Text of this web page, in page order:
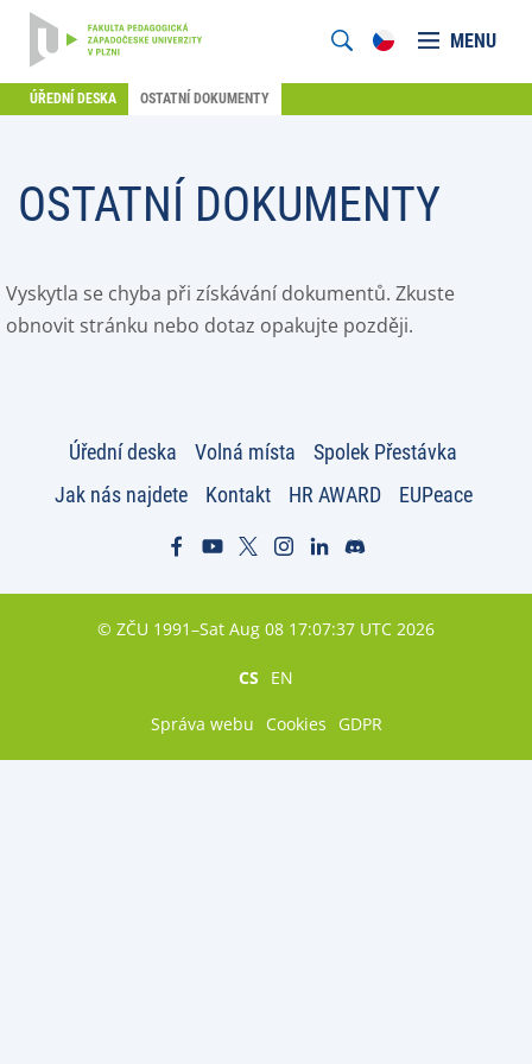
MENU
ÚŘEDNÍ DESKA OSTATNÍ DOKUMENTY
OSTATNÍ DOKUMENTY
Vyskytla se chyba při získávání dokumentů. Zkuste
obnovit stránku nebo dotaz opakujte později.
Úřední deska Volná místa
Spolek Přestávka
Jak nás najdete
Kontakt HR AWARD EUPeace
© ZČU 1991–Sat Aug 08 17:07:37 UTC 2026
CS EN
Správa webu Cookies GDPR